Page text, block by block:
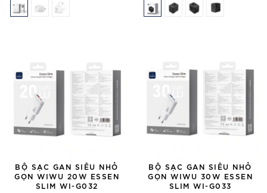
BỘ SẠC GAN SIÊU NHỎ
GỌN WIWU 20W ESSEN
SLIM WI-G032
BỘ SẠC GAN SIÊU NHỎ
GỌN WIWU 30W ESSEN
SLIM WI-G033